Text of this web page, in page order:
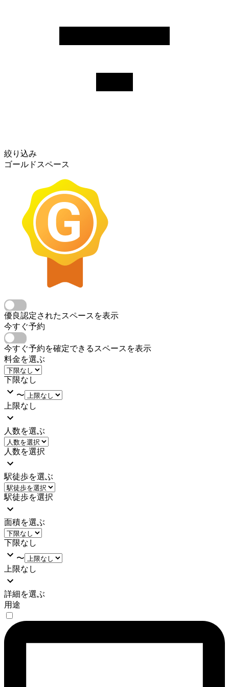
絞り込み
ゴールドスペース
優良認定されたスペースを表示
今すぐ予約
今すぐ予約を確定できるスペースを表示
料金を選ぶ
下限なし
〜
上限なし
人数を選ぶ
人数を選択
駅徒歩を選ぶ
駅徒歩を選択
面積を選ぶ
下限なし
〜
上限なし
詳細を選ぶ
用途